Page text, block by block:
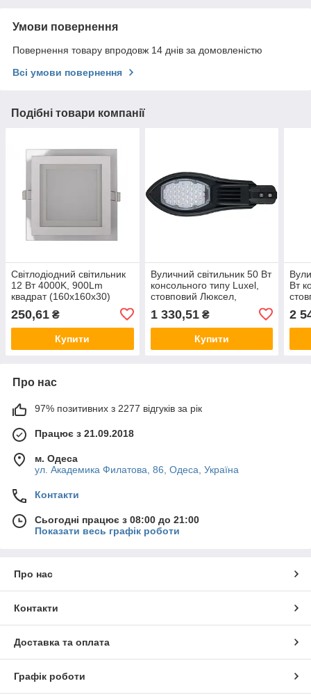
Умови повернення
Повернення товару впродовж 14 днів за домовленістю
Всі умови повернення
Подібні товари компанії
Світлодіодний світильник
12 Вт 4000K, 900Lm
квадрат (160х160х30)
Luxel, врізний даунтлайт,
Люксел downlight
250,61 ₴
Купити
Вуличний світильник 50 Вт
консольного типу Luxel,
стовповий Люксел,
1 330,51₴
Купити
Вт
2
Про нас
97% позитивних з 2277 відгуків за рік
Працює з 21.09.2018
м. Одеса
ул. Академика Филатова, 86, Одеса, Україна
Контакти
Сьогодні працює з 08:00 до 21:00
Показати весь графік роботи
Про нас
Контакти
Доставка та оплата
Графік роботи